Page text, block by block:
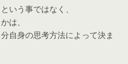
いう事ではなく、
は、
自身の思考方法によって決ま